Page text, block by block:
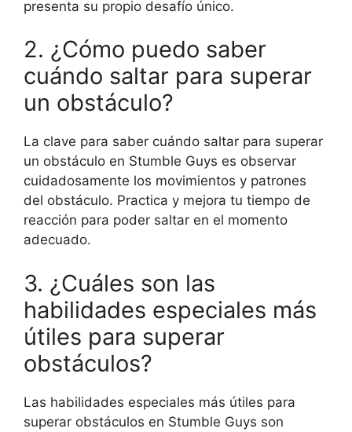
presenta su propio desafío único.
2. ¿Cómo puedo saber
cuándo saltar para superar
un obstáculo?
La clave para saber cuándo saltar para superar
un obstáculo en Stumble Guys es observar
cuidadosamente los movimientos y patrones
del obstáculo. Practica y mejora tu tiempo de
reacción para poder saltar en el momento
adecuado.
3. ¿Cuáles son las
habilidades especiales más
útiles para superar
obstáculos?
Las habilidades especiales más útiles para
superar obstáculos en Stumble Guys son